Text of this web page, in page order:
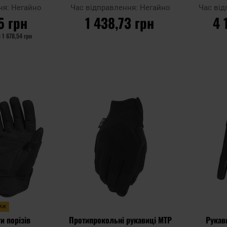
Негайно
грн
1 678,54 грн
Black
Час відправлення: Негайно
1 438,73 грн
Час
4
порізів
Протипрокольні рукавиці MTP